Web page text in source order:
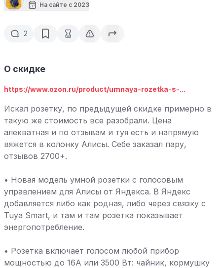
На сайте с 2023
2
О скидке
https://www.ozon.ru/product/umnaya-rozetka-s-...
Искал розетку, по предыдущей скидке примерно в
такую же стоимость все разобрали. Цена
алекватная и по отзывам и туя есть и напрямую
вяжется в колонку Алисы. Себе заказал пару,
отзывов 2700+.
• Новая модель умной розетки с голосовым
управлением для Алисы от Яндекса. В Яндекс
добавляется либо как родная, либо через связку с
Tuya Smart, и там и там розетка показывает
энергопотребление.
• Розетка включает голосом любой прибор
мощностью до 16А или 3500 Вт: чайник, кормушку